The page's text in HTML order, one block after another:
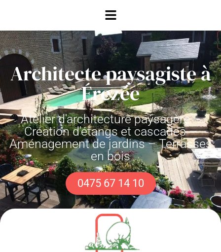
Architecte paysagiste à
Érezée
Atelier d'architecture paysagère –
Création d'étangs et cascades –
Aménagement de jardins – Terrasses
en bois
0475 67 14 10